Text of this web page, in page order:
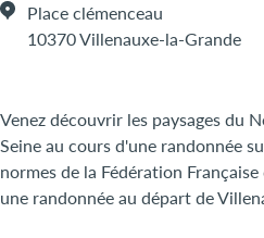
Place clémenceau
10370 Villenauxe-la-Grande
Venez découvrir les paysages du
Seine au cours d'une randonnée
normes de la Fédération
une randonnée au départ de